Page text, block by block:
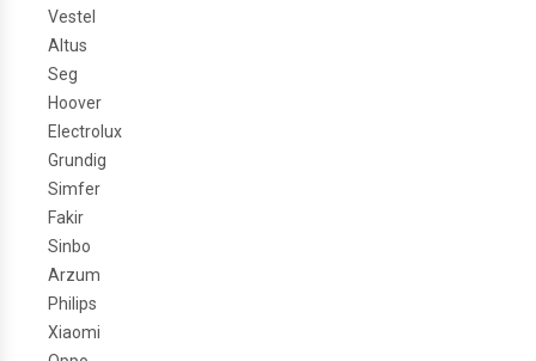
Vestel
Altus
Seg
Hoover
Electrolux
Grundig
Simfer
Fakir
Sinbo
Arzum
Philips
Xiaomi